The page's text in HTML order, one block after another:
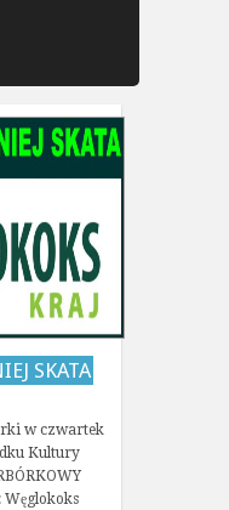
SKATA
w czwartek
Kultury
Węglokoks